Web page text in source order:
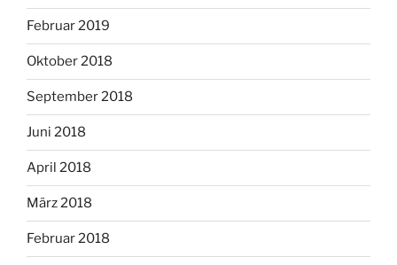
Februar 2019
Oktober 2018
September 2018
Juni 2018
April 2018
März 2018
Februar 2018